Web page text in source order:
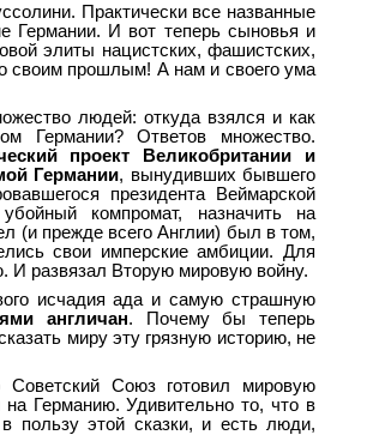
Практически все названные
Германии. И вот теперь сыновья и
элиты нацистских, фашистских,
своим прошлым! А нам и своего ума
людей: откуда взялся и как
Германии? Ответов множество.
проект Великобритании и
Германии, вынудивших бывшего
президента Веймарской
компромат, назначить на
(и прежде всего Англии) был в том,
свои имперские амбиции. Для
И развязал Вторую мировую войну.
исчадия ада и самую страшную
англичан. Почему бы теперь
миру эту грязную историю, не
Союз готовил мировую
Германию. Удивительно то, что в
пользу этой сказки, и есть люди,